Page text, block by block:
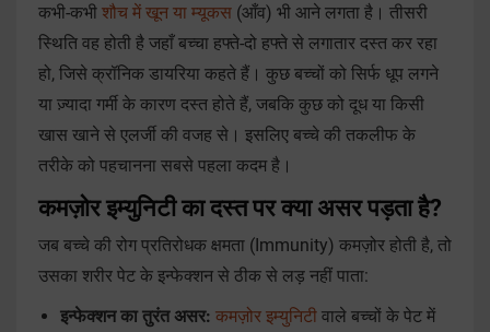
कभी-कभी शौच में खून या म्यूकस (आँव) भी आने लगता है। तीसरी
स्थिति वह होती है जहाँ बच्चा हफ्ते-दो हफ्ते से लगातार दस्त कर रहा
हो, जिसे क्रॉनिक डायरिया कहते हैं। कुछ बच्चों को सिर्फ धूप लगने
या ज़्यादा गर्मी के कारण दस्त होते हैं, जबकि कुछ को दूध या किसी
खास खाने से एलर्जी की वजह से। इसलिए बच्चे की तकलीफ के
तरीके को पहचानना सबसे पहला कदम है।
कमज़ोर इम्युनिटी का दस्त पर क्या असर पड़ता है?
जब बच्चे की रोग प्रतिरोधक क्षमता (Immunity) कमज़ोर होती है, तो
उसका शरीर पेट के इन्फेक्शन से ठीक से लड़ नहीं पाता:
इन्फेक्शन का तुरंत असर: कमज़ोर इम्युनिटी वाले बच्चों के पेट में